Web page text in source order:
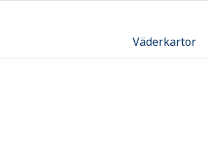
Väderkartor